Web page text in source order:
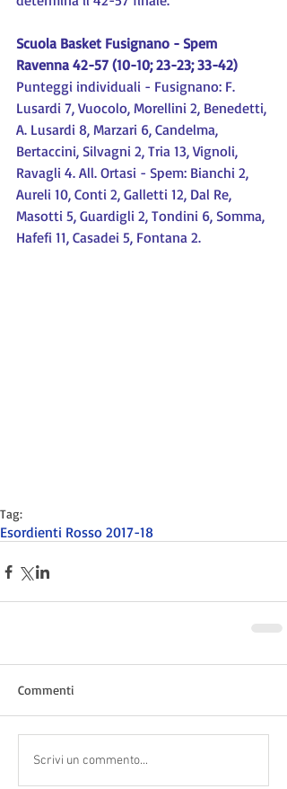
Scuola Basket Fusignano - Spem
Ravenna 42-57 (10-10; 23-23; 33-42)
Punteggi individuali - Fusignano: F.
Lusardi 7, Vuocolo, Morellini 2, Benedetti,
A. Lusardi 8, Marzari 6, Candelma,
Bertaccini, Silvagni 2, Tria 13, Vignoli,
Ravagli 4. All. Ortasi - Spem: Bianchi 2,
Aureli 10, Conti 2, Galletti 12, Dal Re,
Masotti 5, Guardigli 2, Tondini 6, Somma,
Hafefi 11, Casadei 5, Fontana 2.
Tag:
Esordienti Rosso 2017-18
Commenti
Scrivi un commento...